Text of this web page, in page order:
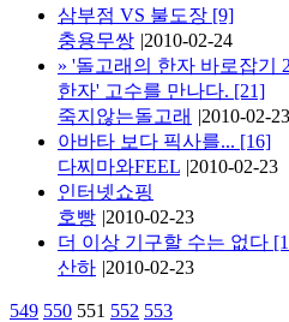
삼부점 VS 불도장 [9]
충용무쌍 |2010-02-24
» '돌고래의 한자 바로잡기
한자' 고수를 만나다. [21]
죽지않는돌고래 |2010-02-23
아바타 보다 픽사를... [16]
다찌마와FEEL |2010-02-23
인터넷쇼핑
호빵 |2010-02-23
더 이상 기구할 수는 없다
산하 |2010-02-23
549 550 551 552 553